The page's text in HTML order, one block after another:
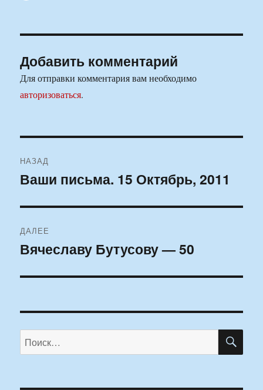
Добавить комментарий
Для отправки комментария вам необходимо
авторизоваться.
по
НАЗАД
Предыдущая
Ваши письма. 15 Октябрь, 2011
ДАЛЕЕ
Следующая
Вячеславу Бутусову — 50
Искать: